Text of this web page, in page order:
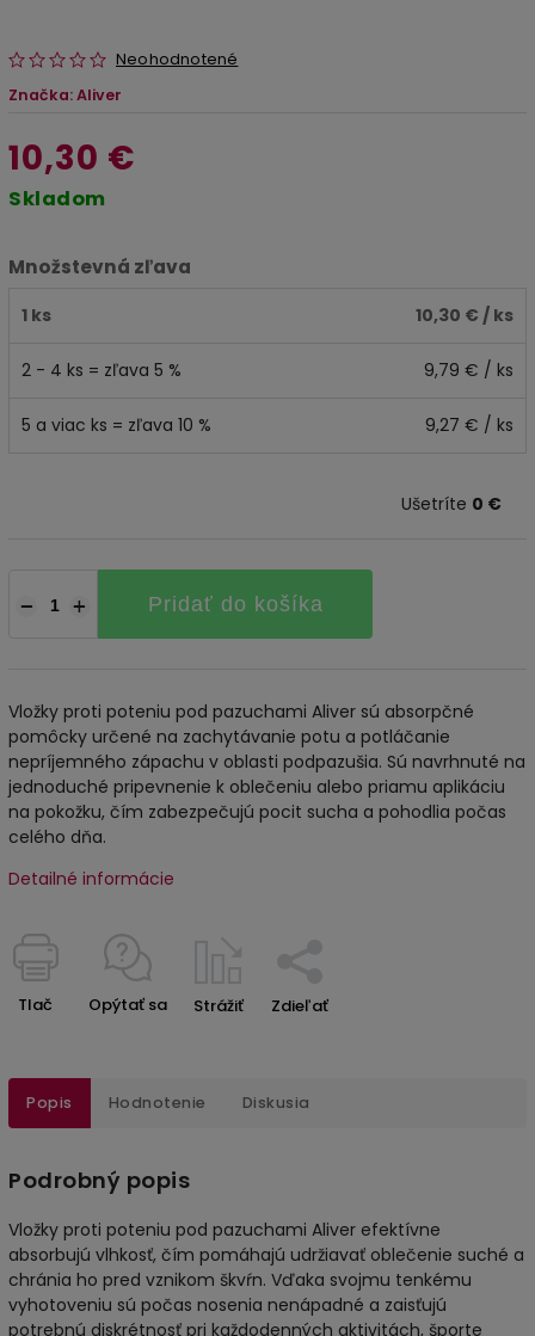
Neohodnotené
Značka:Aliver
10,30 €
Skladom
Množstevná zľava
1 ks 10,30 € / ks
2 - 4 ks = zľava 5 % 9,79 € / ks
5 a viac ks = zľava 10 % 9,27 € / ks
Ušetríte 0 €
+
− Pridať do košíka
Vložky proti poteniu pod pazuchami Aliver sú absorpčné
pomôcky určené na zachytávanie potu a potláčanie
nepríjemného zápachu v oblasti podpazušia. Sú navrhnuté na
jednoduché pripevnenie k oblečeniu alebo priamu aplikáciu
na pokožku, čím zabezpečujú pocit sucha a pohodlia počas
celého dňa.
Detailné informácie
Tlač Opýtať sa Strážiť Zdieľať
Popis Hodnotenie Diskusia
Podrobný popis
Vložky proti poteniu pod pazuchami Aliver efektívne
absorbujú vlhkosť, čím pomáhajú udržiavať oblečenie suché a
chránia ho pred vznikom škvŕn. Vďaka svojmu tenkému
vyhotoveniu sú počas nosenia nenápadné a zaisťujú
potrebnú diskrétnosť pri každodenných aktivitách, športe